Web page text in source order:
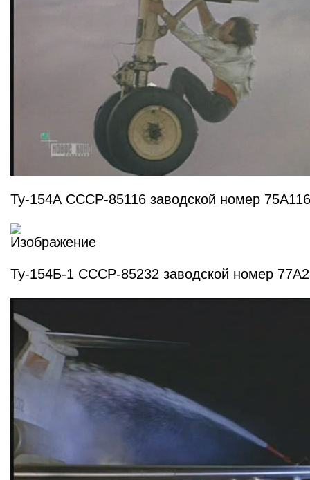
Ту-154А СССР-85116 заводской номер 75А116
Ту-154Б-1 СССР-85232 заводской номер